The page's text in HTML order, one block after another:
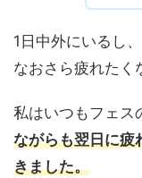
1日中外にいるし
なおさら疲れたく
私はいつもフェス
ながらも翌日に疲
きました。